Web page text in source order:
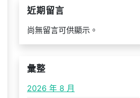
近期留言
尚無留言可供顯示。
彙整
2026 年 8 月